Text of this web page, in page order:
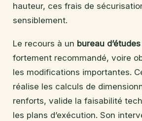
hauteur, ces frais de
sensiblement.
Le recours à un bureau
fortement recommandé, voire
les modifications importantes.
réalise les calculs de
renforts, valide la faisabilité
les plans d’exécution. Son